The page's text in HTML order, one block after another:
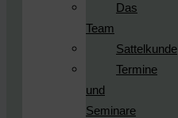
Das
Team
Sattelkunde
Termine
und
Seminare